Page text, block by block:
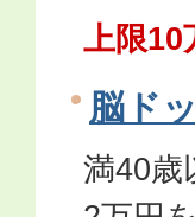
上限10
脳ド
満40歳